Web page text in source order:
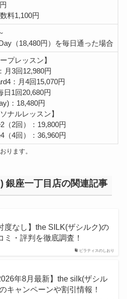
料1,100円
（18,480円）を毎日通った場合
プレッスン】
月3回12,980円
：月4回15,070円
日1回20,680円
：18,480円
ソナルレッスン】
（2回）：19,800円
（4回）：36,960円
ります。
銀座一丁目店の関連記事
ピラティスのしおり
度なし】the SILK(ザシルク)の
ミ・評判を徹底調査！
年8月最新】the silk(ザシル
キャンペーンや割引情報！